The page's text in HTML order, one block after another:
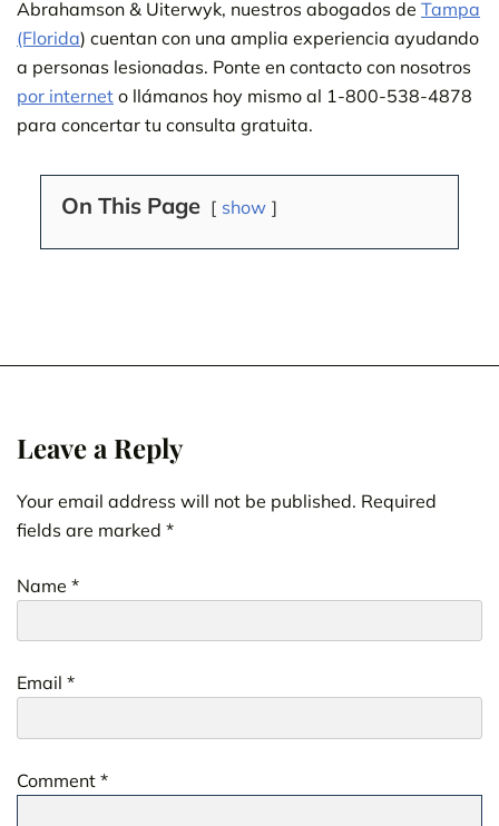
Abrahamson & Uiterwyk, nuestros abogados de Tampa
(Florida) cuentan con una amplia experiencia ayudando
a personas lesionadas. Ponte en contacto con nosotros
por internet o llámanos hoy mismo al 1-800-538-4878
para concertar tu consulta gratuita.
On This Page show
Leave a Reply
Your email address will not be published. Required
fields are marked *
Comment *
Name *
Email *